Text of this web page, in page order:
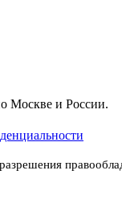
Москве и России.